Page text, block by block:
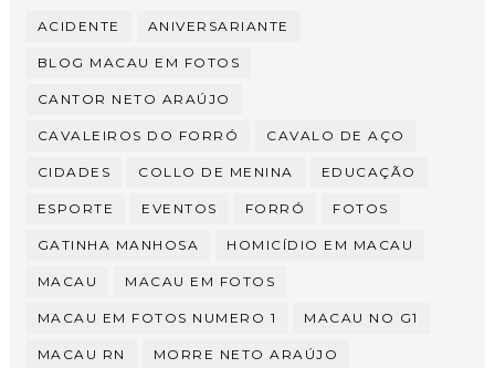
ACIDENTE ANIVERSARIANTE
BLOG MACAU EM FOTOS
CANTOR NETO ARAÚJO
CAVALEIROS DO FORRÓ CAVALO DE AÇO
CIDADES COLLO DE MENINA EDUCAÇÃO
ESPORTE EVENTOS FORRÓ FOTOS
GATINHA MANHOSA HOMICÍDIO EM MACAU
MACAU MACAU EM FOTOS
MACAU EM FOTOS NUMERO 1 MACAU NO G1
MACAU RN MORRE NETO ARAÚJO